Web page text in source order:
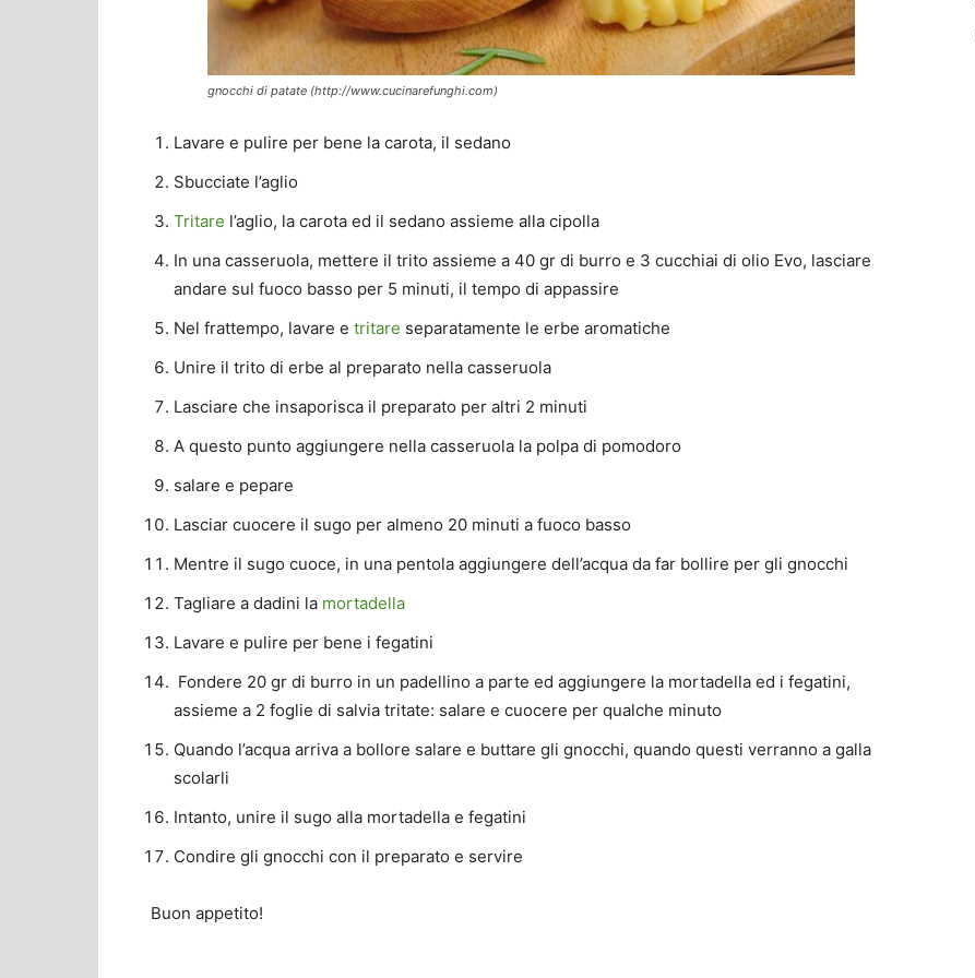
gnocchi di patate (http://www.cucinarefunghi.com)
Lavare e pulire per bene la carota, il sedano
Sbucciate l’aglio
Tritare l’aglio, la carota ed il sedano assieme alla cipolla
In una casseruola, mettere il trito assieme a 40 gr di burro e 3 cucchiai di olio Evo, lasciare
andare sul fuoco basso per 5 minuti, il tempo di appassire
Nel frattempo, lavare e tritare separatamente le erbe aromatiche
Unire il trito di erbe al preparato nella casseruola
Lasciare che insaporisca il preparato per altri 2 minuti
A questo punto aggiungere nella casseruola la polpa di pomodoro
salare e pepare
Lasciar cuocere il sugo per almeno 20 minuti a fuoco basso
Mentre il sugo cuoce, in una pentola aggiungere dell’acqua da far bollire per gli gnocchi
Tagliare a dadini la mortadella
Lavare e pulire per bene i fegatini
Fondere 20 gr di burro in un padellino a parte ed aggiungere la mortadella ed i fegatini,
assieme a 2 foglie di salvia tritate: salare e cuocere per qualche minuto
Quando l’acqua arriva a bollore salare e buttare gli gnocchi, quando questi verranno a galla
scolarli
Intanto, unire il sugo alla mortadella e fegatini
Condire gli gnocchi con il preparato e servire
Buon appetito!